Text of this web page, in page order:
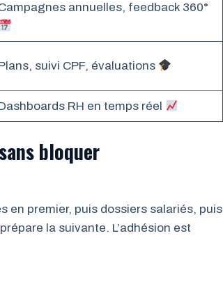
annuelles, feedback 360°
suivi CPF, évaluations
RH en temps réel
bloquer
en premier, puis dossiers salariés, puis
la suivante. L’adhésion est